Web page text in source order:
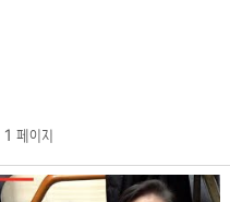
1 페이지